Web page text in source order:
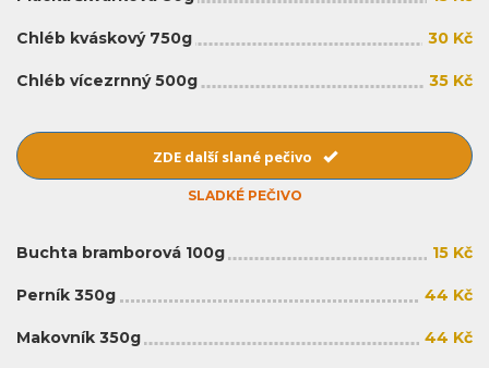
Chléb kváskový 750g 30 Kč
Chléb vícezrnný 500g 35 Kč
ZDE další slané pečivo
SLADKÉ PEČIVO
Buchta bramborová 100g 15 Kč
Perník 350g 44 Kč
Makovník 350g 44 Kč